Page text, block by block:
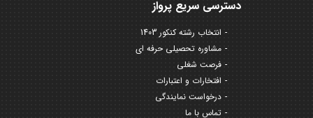
دسترسی سریع پرواز
انتخاب رشته کنکور 1403
مشاوره تحصیلی حرفه ای
فرصت شغلی
افتخارات و اعتبارات
درخواست نمایندگی
تماس با ما